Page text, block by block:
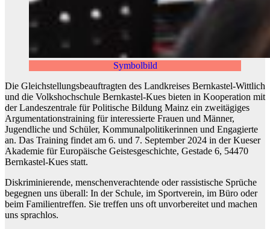
Symbolbild
Die Gleichstellungsbeauftragten des Landkreises Bernkastel-Wittlich
und die Volkshochschule Bernkastel-Kues bieten in Kooperation mit
der Landeszentrale für Politische Bildung Mainz ein zweitägiges
Argumentationstraining für interessierte Frauen und Männer,
Jugendliche und Schüler, Kommunalpolitikerinnen und Engagierte
an. Das Training findet am 6. und 7. September 2024 in der Kueser
Akademie für Europäische Geistesgeschichte, Gestade 6, 54470
Bernkastel-Kues statt.
Diskriminierende, menschenverachtende oder rassistische Sprüche
begegnen uns überall: In der Schule, im Sportverein, im Büro oder
beim Familientreffen. Sie treffen uns oft unvorbereitet und machen
uns sprachlos.